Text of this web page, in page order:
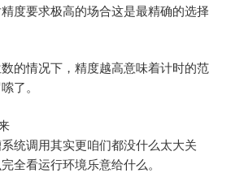
度要求极高的场合这是最精确的选择
的情况下，精度越高意味着计时的范
了。
统调用其实更咱们都没什么太大关
全看运行环境乐意给什么。